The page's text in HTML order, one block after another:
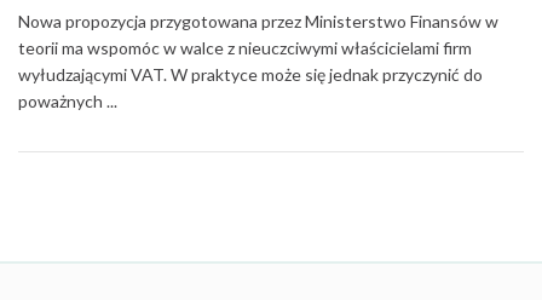
Nowa propozycja przygotowana przez Ministerstwo Finansów w
teorii ma wspomóc w walce z nieuczciwymi właścicielami firm
wyłudzającymi VAT. W praktyce może się jednak przyczynić do
poważnych ...